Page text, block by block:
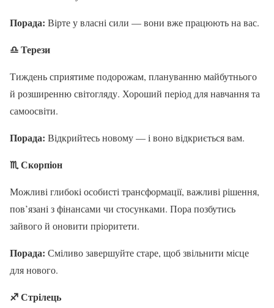
Порада: Вірте у власні сили — вони вже працюють на вас.
♎Терези
Тиждень сприятиме подорожам, плануванню майбутнього
й розширенню світогляду. Хороший період для навчання та
самоосвіти.
Порада: Відкрийтесь новому — і воно відкриється вам.
♏Скорпіон
Можливі глибокі особисті трансформації, важливі рішення,
пов’язані з фінансами чи стосунками. Пора позбутись
зайвого й оновити пріоритети.
Порада: Сміливо завершуйте старе, щоб звільнити місце
для нового.
♐Стрілець